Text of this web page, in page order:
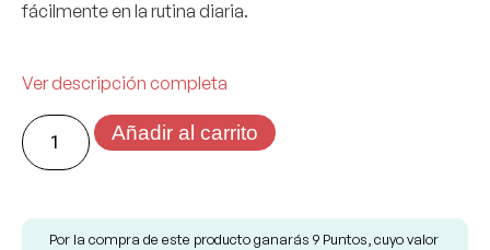
fácilmente en la rutina diaria.
Ver descripción completa
Añadir al carrito
Por la compra de este producto ganarás 9 Puntos, cuyo valor